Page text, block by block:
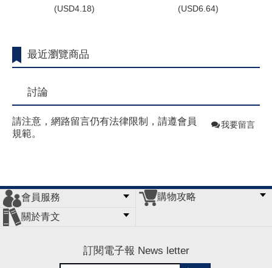
(USD4.18) (USD6.64)
最近瀏覽商品
討論
請注意，網路留言仍有法律限制，請遵會員
規範。
我要留言
會員服務
會員辦法
客服信箱
隱私條款
網站導覽
購物攻略
關於青文
訂閱電子報 News letter